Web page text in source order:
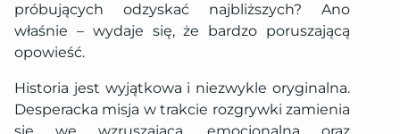
próbujących odzyskać najbliższych? Ano
właśnie – wydaje się, że bardzo poruszającą
opowieść.
Historia jest wyjątkowa i niezwykle oryginalna.
Desperacka misja w trakcie rozgrywki zamienia